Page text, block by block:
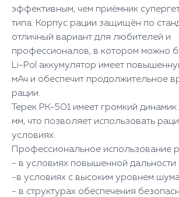
эффективным, чем приёмник
типа. Корпус рации защищён по
отличный вариант для любителей и
профессионалов, в котором можно
Li-Pol аккумулятор имеет
мАч и обеспечит продолжительное
рации.
Терек РК-501 имеет громкий
мм, что позволяет использовать
условиях.
Профессиональное использование
- в условиях повышенной дальности
-в условиях с высоким уровнем
- в структурах обеспечения